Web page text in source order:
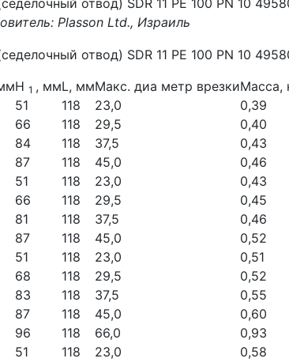
Plasson Ltd., Израиль
H 1 , ммL, ммМакс. диа метр врезкиМасса,
51 118 23,0 0,39
66 118 29,5 0,40
84 118 37,5 0,43
87 118 45,0 0,46
51 118 23,0 0,43
66 118 29,5 0,45
81 118 37,5 0,46
87 118 45,0 0,52
51 118 23,0 0,51
68 118 29,5 0,52
83 118 37,5 0,55
87 118 45,0 0,60
96 118 66,0 0,93
51 118 23,0 0,58